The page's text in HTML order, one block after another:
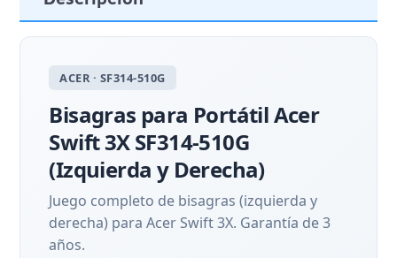
ACER · SF314-510G
Bisagras para Portátil Acer
Swift 3X SF314-510G
(Izquierda y Derecha)
Juego completo de bisagras (izquierda y
derecha) para Acer Swift 3X. Garantía de 3
años.